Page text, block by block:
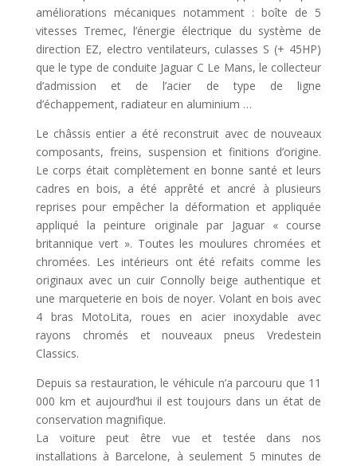
améliorations mécaniques notamment : boîte de 5
vitesses Tremec, l’énergie électrique du système de
direction EZ, electro ventilateurs, culasses S (+ 45HP)
que le type de conduite Jaguar C Le Mans, le collecteur
d’admission et de l’acier de type de ligne
d’échappement, radiateur en aluminium …
Le châssis entier a été reconstruit avec de nouveaux
composants, freins, suspension et finitions d’origine.
Le corps était complètement en bonne santé et leurs
cadres en bois, a été apprêté et ancré à plusieurs
reprises pour empêcher la déformation et appliquée
appliqué la peinture originale par Jaguar « course
britannique vert ». Toutes les moulures chromées et
chromées. Les intérieurs ont été refaits comme les
originaux avec un cuir Connolly beige authentique et
une marqueterie en bois de noyer. Volant en bois avec
4 bras MotoLita, roues en acier inoxydable avec
rayons chromés et nouveaux pneus Vredestein
Classics.
Depuis sa restauration, le véhicule n’a parcouru que 11
000 km et aujourd’hui il est toujours dans un état de
conservation magnifique.
La voiture peut être vue et testée dans nos
installations à Barcelone, à seulement 5 minutes de